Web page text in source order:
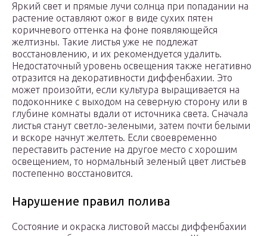
Яркий свет и прямые лучи солнца при попадании на
растение оставляют ожог в виде сухих пятен
коричневого оттенка на фоне появляющейся
желтизны. Такие листья уже не подлежат
восстановлению, и их рекомендуется удалить.
Недостаточный уровень освещения также негативно
отразится на декоративности диффенбахии. Это
может произойти, если культура выращивается на
подоконнике с выходом на северную сторону или в
глубине комнаты вдали от источника света. Сначала
листья станут светло-зелеными, затем почти белыми
и вскоре начнут желтеть. Если своевременно
переставить растение на другое место с хорошим
освещением, то нормальный зеленый цвет листьев
постепенно восстановится.
Нарушение правил полива
Состояние и окраска листовой массы диффенбахии